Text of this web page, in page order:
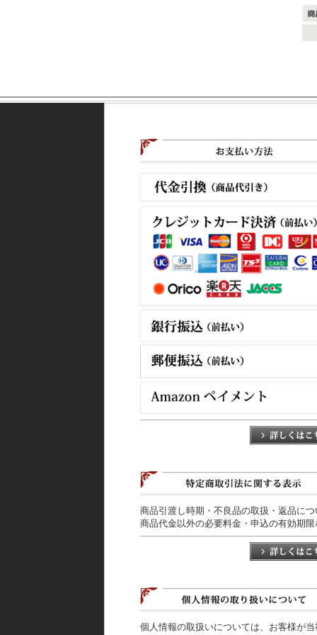
商品引渡し時期・不良品の取扱・返品につ
商品代金以外の必要料金・申込の有効期限
個人情報の取扱いについては、お客様が当